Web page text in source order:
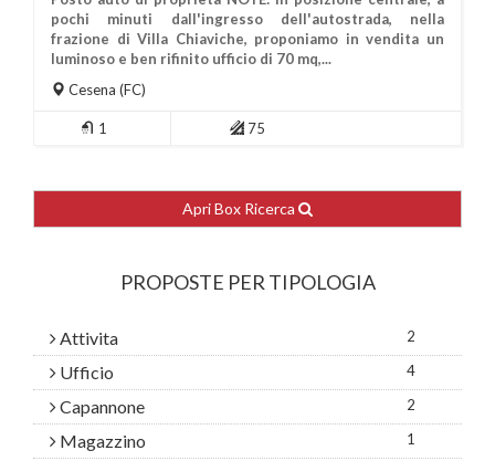
Più Informazioni
pochi minuti dall'ingresso dell'autostrada, nella
frazione di Villa Chiaviche, proponiamo in vendita un
luminoso e ben rifinito ufficio di 70 mq,...
Cesena (FC)
1 75
Apri Box Ricerca
PROPOSTE PER TIPOLOGIA
Attivita 2
Ufficio 4
Capannone 2
Magazzino 1